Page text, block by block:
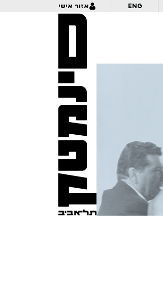
ENG אזור אישי
פרצוף בפלסטלינה | לגילאי 5+ בליווי הורים | פסטיבל אנימיקס 2026